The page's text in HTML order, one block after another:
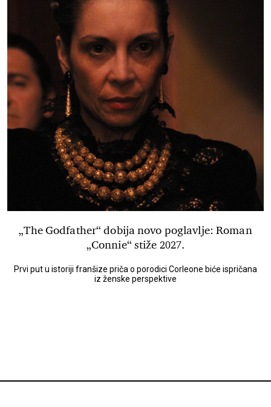
„The Godfather“ dobija novo poglavlje: Roman
„Connie“ stiže 2027.
Prvi put u istoriji franšize priča o porodici Corleone biće ispričana
iz ženske perspektive